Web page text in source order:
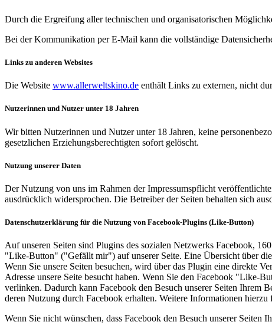
Durch die Ergreifung aller technischen und organisatorischen
Bei der Kommunikation per E-Mail kann die vollständige
Links zu anderen Websites
Die Website www.allerweltskino.de enthält Links zu externen, nicht
Nutzerinnen und Nutzer unter 18 Jahren
Wir bitten Nutzerinnen und Nutzer unter 18 Jahren, keine
gesetzlichen Erziehungsberechtigten sofort gelöscht.
Nutzung unserer Daten
Der Nutzung von uns im Rahmen der Impressumspflicht
ausdrücklich widersprochen. Die Betreiber der Seiten behalten sich
Datenschutzerklärung für die Nutzung von Facebook-Plugins (Like-Button)
Auf unseren Seiten sind Plugins des sozialen Netzwerks Facebook,
"Like-Button" ("Gefällt mir") auf unserer Seite. Eine Übersicht über
Wenn Sie unsere Seiten besuchen, wird über das Plugin eine direkte
Adresse unsere Seite besucht haben. Wenn Sie den Facebook "Like-
verlinken. Dadurch kann Facebook den Besuch unserer Seiten Ihrem
deren Nutzung durch Facebook erhalten. Weitere Informationen
Wenn Sie nicht wünschen, dass Facebook den Besuch unserer